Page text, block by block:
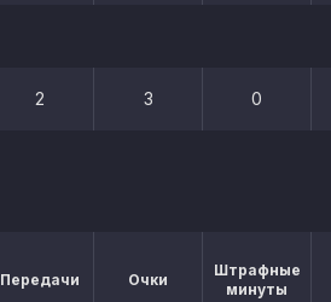
2 3 0
Передачи Очки
Штрафные
минуты